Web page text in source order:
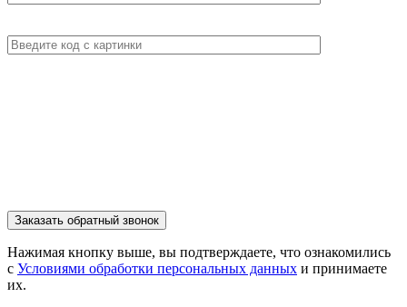
Нажимая кнопку выше, вы подтверждаете, что ознакомились
с Условиями обработки персональных данных и принимаете
их.